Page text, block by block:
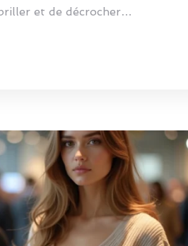
et de décrocher…